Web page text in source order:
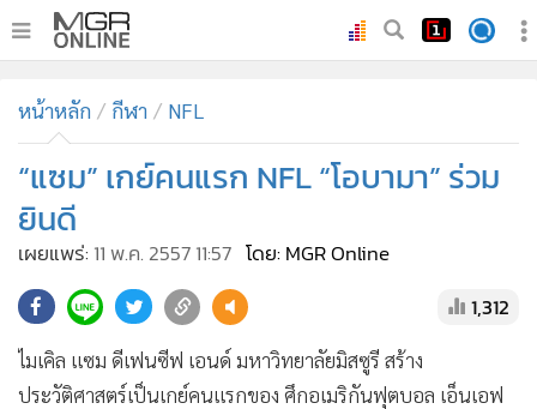
ทันเหตุการณ์
• ภาคใต้
• ภูมิภาค
Online Section
• ผู้จัดการรายวัน
• คอลัมนิสต์
• ละคร
หน้าหลัก กีฬา NFL
“แซม” เกย์คนแรก NFL “โอบามา” ร่วม
ยินดี
เผยแพร่: 11 พ.ค. 2557 11:57 โดย: MGR Online
1,312
ไมเคิล แซม ดีเฟนซีฟ เอนด์ มหาวิทยาลัยมิสซูรี สร้าง
ประวัติศาสตร์เป็นเกย์คนแรกของ ศึกอเมริกันฟุตบอล เอ็นเอฟ